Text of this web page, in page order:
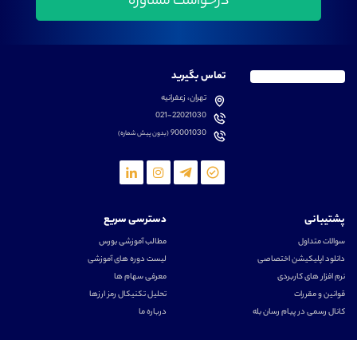
تماس بگیرید
تهران، زعفرانیه
021-22021030
90001030(بدون پیش شماره)
پشتیبانی
سوالات متداول
دانلود اپلیکیشن اختصاصی
نرم افزار های کاربردی
قوانین و مقررات
کانال رسمی در پیام رسان بله
دسترسی سریع
مطالب آموزشی بورس
لیست دوره های آموزشی
معرفی سهام ها
تحلیل تکنیکال رمز ارزها
درباره ما